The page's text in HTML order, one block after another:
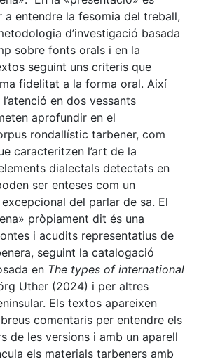
a entendre la fesomia del treball,
d’investigació basada
sobre fonts orals i en la
seguint uns criteris que
fidelitat a la forma oral. Així
en dos vessants
aprofundir en el
rondallístic tarbener, com
caracteritzen l’art de la
dialectals detectats en
ser enteses com un
del parlar de sa. El
pròpiament dit és una
i acudits representatius de
seguint la catalogació
en The types of international
Uther (2024) i per altres
Els textos apareixen
comentaris per entendre els
de les versions i amb un aparell
els materials tarbeners amb